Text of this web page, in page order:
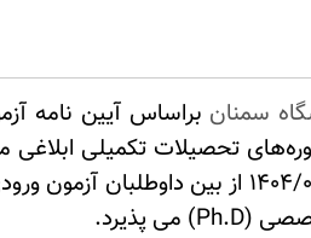
سمنان براساس آیین نامه
Ph.D) می پذیرد.